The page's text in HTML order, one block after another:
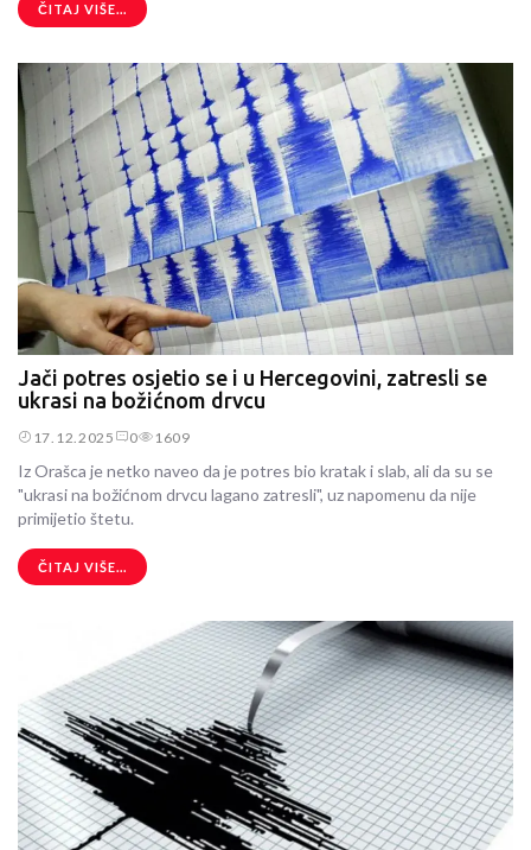
ČITAJ VIŠE...
Jači potres osjetio se i u Hercegovini, zatresli se
ukrasi na božićnom drvcu
17.12.2025 0 1609
Iz Orašca je netko naveo da je potres bio kratak i slab, ali da su se
"ukrasi na božićnom drvcu lagano zatresli", uz napomenu da nije
primijetio štetu.
ČITAJ VIŠE...